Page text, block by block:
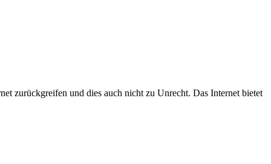
zurückgreifen und dies auch nicht zu Unrecht. Das Internet bietet